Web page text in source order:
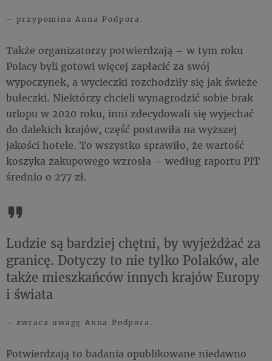
– przypomina Anna Podpora.
Także organizatorzy potwierdzają – w tym roku
Polacy byli gotowi więcej zapłacić za swój
wypoczynek, a wycieczki rozchodziły się jak świeże
bułeczki. Niektórzy chcieli wynagrodzić sobie brak
urlopu w 2020 roku, inni zdecydowali się wyjechać
do dalekich krajów, część postawiła na wyższej
jakości hotele. To wszystko sprawiło, że wartość
koszyka zakupowego wzrosła – według raportu PIT
średnio o 277 zł.
Ludzie są bardziej chętni, by wyjeżdżać za
granicę. Dotyczy to nie tylko Polaków, ale
także mieszkańców innych krajów Europy
i świata
– zwraca uwagę Anna Podpora.
Potwierdzają to badania opublikowane niedawno